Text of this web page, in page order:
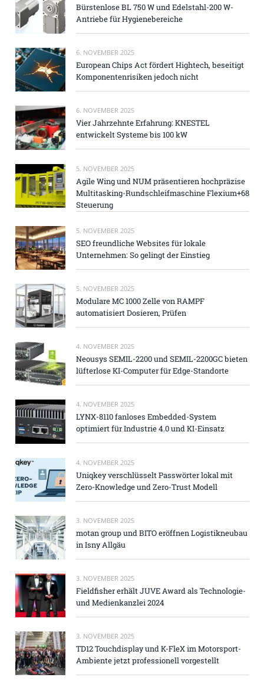
Bürstenlose BL 750 W und Edelstahl-200 W-
Antriebe für Hygienebereiche
6. NOVEMBER 2025
European Chips Act fördert Hightech, beseitigt
Komponentenrisiken jedoch nicht
6. NOVEMBER 2025
Vier Jahrzehnte Erfahrung: KNESTEL
entwickelt Systeme bis 100 kW
5. NOVEMBER 2025
Agile Wing und NUM präsentieren hochpräzise
Multitasking-Rundschleifmaschine Flexium+68
Steuerung
5. NOVEMBER 2025
SEO freundliche Websites für lokale
Unternehmen: So gelingt der Einstieg
5. NOVEMBER 2025
Modulare MC 1000 Zelle von RAMPF
automatisiert Dosieren, Prüfen
4. NOVEMBER 2025
Neousys SEMIL-2200 und SEMIL-2200GC bieten
lüfterlose KI-Computer für Edge-Standorte
4. NOVEMBER 2025
LYNX-8110 fanloses Embedded-System
optimiert für Industrie 4.0 und KI-Einsatz
4. NOVEMBER 2025
Uniqkey verschlüsselt Passwörter lokal mit
Zero-Knowledge und Zero-Trust Modell
3. NOVEMBER 2025
motan group und BITO eröffnen Logistikneubau
in Isny Allgäu
3. NOVEMBER 2025
Fieldfisher erhält JUVE Award als Technologie-
und Medienkanzlei 2024
3. NOVEMBER 2025
TD12 Touchdisplay und K-FleX im Motorsport-
Ambiente jetzt professionell vorgestellt